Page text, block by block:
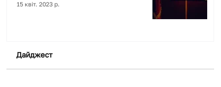
15 квіт. 2023 р.
Дайджест